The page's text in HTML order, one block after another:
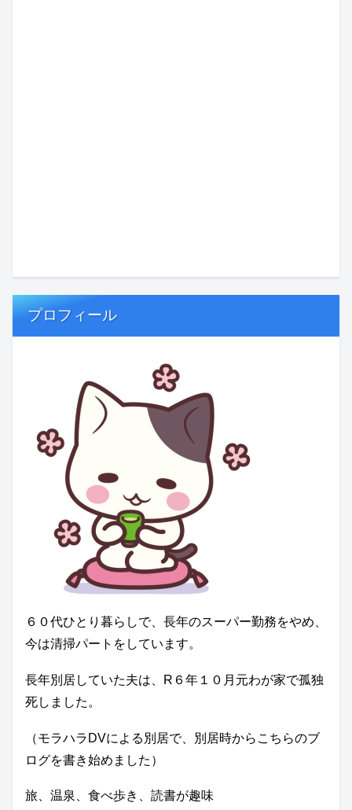
プロフィール
６０代ひとり暮らしで、長年のスーパー勤務をやめ、
今は清掃パートをしています。
長年別居していた夫は、R６年１０月元わが家で孤独
死しました。
（モラハラDVによる別居で、別居時からこちらのブ
ログを書き始めました）
旅、温泉、食べ歩き、読書が趣味